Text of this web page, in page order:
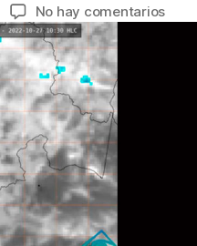
ail er
e
st
m
p
ar
tir
No hay comentariosen